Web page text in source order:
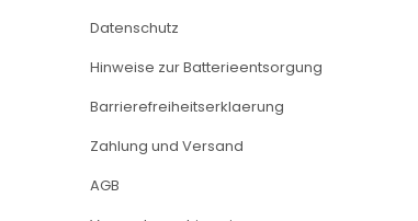
Datenschutz
Hinweise zur Batterieentsorgung
Barrierefreiheitserklaerung
Zahlung und Versand
AGB